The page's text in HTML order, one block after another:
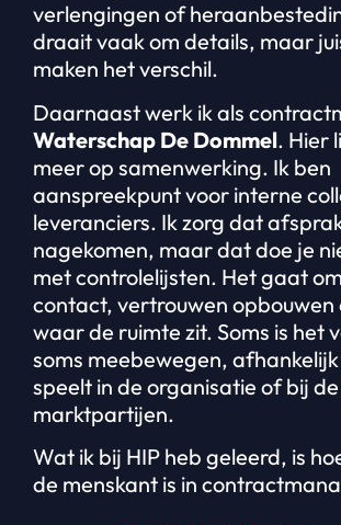
verlengingen of
draait vaak om details, maar
maken het verschil.
Daarnaast werk ik als
Waterschap De Dommel. Hier
meer op samenwerking. Ik ben
aanspreekpunt voor interne
leveranciers. Ik zorg dat
nagekomen, maar dat doe je
met controlelijsten. Het gaat
contact, vertrouwen opbouwen
waar de ruimte zit. Soms is het
soms meebewegen,
speelt in de organisatie of bij de
marktpartijen.
Wat ik bij HIP heb geleerd, is
de menskant is in